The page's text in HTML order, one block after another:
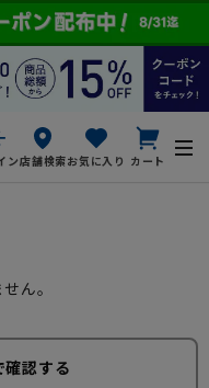
ン店舗検索お気に入り カート
ん。
確認する